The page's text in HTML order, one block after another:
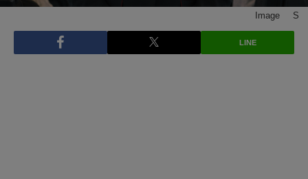
Image © S
LINE